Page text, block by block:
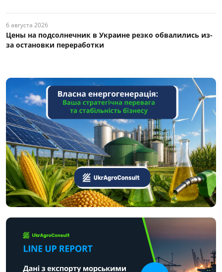
6 августа 2026
Цены на подсолнечник в Украине резко обвалились из-
за остановки переработки